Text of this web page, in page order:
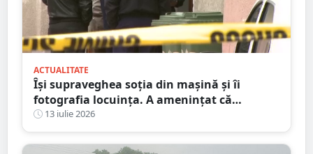
ACTUALITATE
Își supraveghea soția din mașină și îi
fotografia locuința. A amenințat că
incendiază mașina ”amantului”
13 iulie 2026